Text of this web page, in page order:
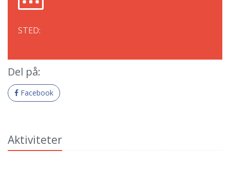
STED:
Del på:
Facebook
Aktiviteter